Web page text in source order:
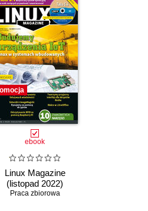
ebook
Linux Magazine
(listopad 2022)
Praca zbiorowa